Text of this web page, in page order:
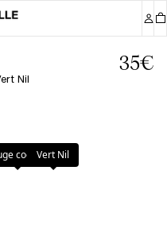
Nil
35€
cocktailVert Nil